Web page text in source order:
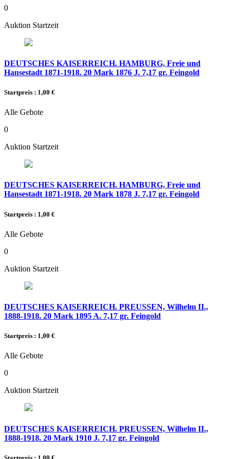
0
Auktion Startzeit
DEUTSCHES KAISERREICH. HAMBURG, Freie und
Hansestadt 1871-1918. 20 Mark 1876 J. 7,17 gr. Feingold
Startpreis : 1,00 €
Alle Gebote
0
Auktion Startzeit
DEUTSCHES KAISERREICH. HAMBURG, Freie und
Hansestadt 1871-1918. 20 Mark 1878 J. 7,17 gr. Feingold
Startpreis : 1,00 €
Alle Gebote
0
Auktion Startzeit
DEUTSCHES KAISERREICH. PREUSSEN, Wilhelm II.,
1888-1918. 20 Mark 1895 A. 7,17 gr. Feingold
Startpreis : 1,00 €
Alle Gebote
0
Auktion Startzeit
DEUTSCHES KAISERREICH. PREUSSEN, Wilhelm II.,
1888-1918. 20 Mark 1910 J. 7,17 gr. Feingold